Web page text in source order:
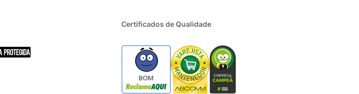
Certificados de Qualidade
BOM